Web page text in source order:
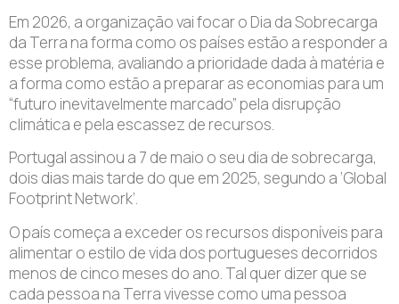
Em 2026, a organização vai focar o Dia da Sobrecarga
da Terra na forma como os países estão a responder a
esse problema, avaliando a prioridade dada à matéria e
a forma como estão a preparar as economias para um
“futuro inevitavelmente marcado” pela disrupção
climática e pela escassez de recursos.
Portugal assinou a 7 de maio o seu dia de sobrecarga,
dois dias mais tarde do que em 2025, segundo a ‘Global
Footprint Network’.
O país começa a exceder os recursos disponíveis para
alimentar o estilo de vida dos portugueses decorridos
menos de cinco meses do ano. Tal quer dizer que se
cada pessoa na Terra vivesse como uma pessoa